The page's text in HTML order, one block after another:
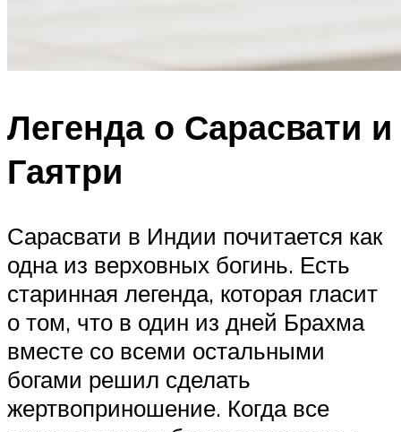
Легенда о Сарасвати и
Гаятри
Сарасвати в Индии почитается как
одна из верховных богинь. Есть
старинная легенда, которая гласит
о том, что в один из дней Брахма
вместе со всеми остальными
богами решил сделать
жертвоприношение. Когда все